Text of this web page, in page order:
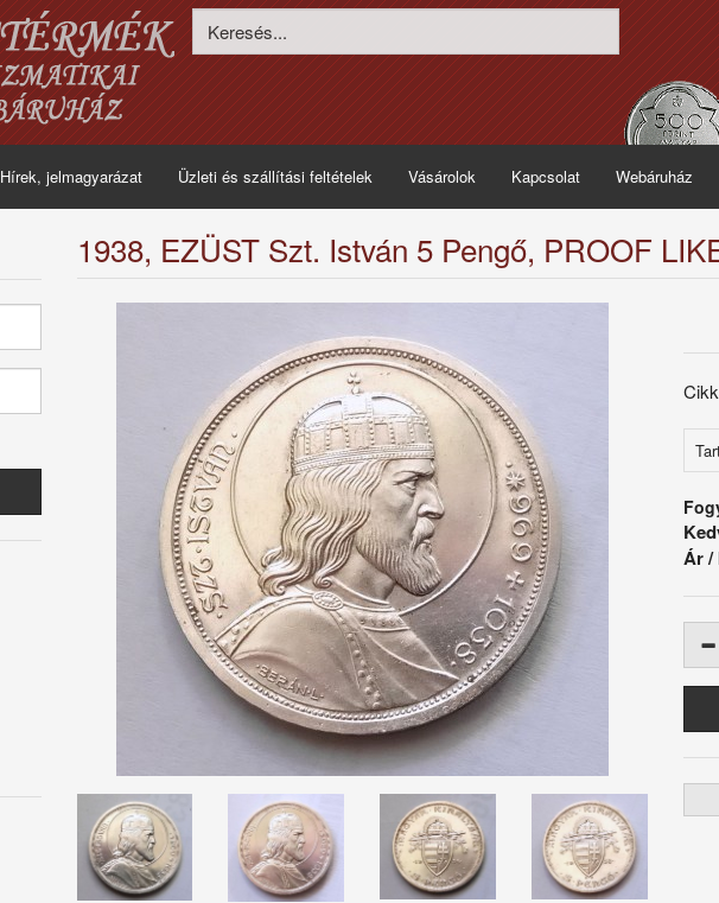
Hírek, jelmagyarázat Üzleti és szállítási feltételek Vásárolok Kapcsolat Webáruház
1938, EZÜST Szt. István 5 Pengő, PROOF
Ár /